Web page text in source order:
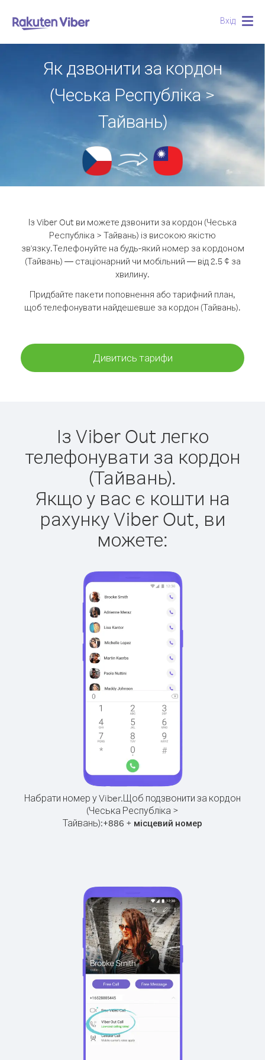
Вхід
Як дзвонити за кордон
(Чеська Республіка >
Тайвань)
Із Viber Out ви можете дзвонити за кордон (Чеська
Республіка > Тайвань) із високою якістю
зв'язку.Телефонуйте на будь-який номер за кордоном
(Тайвань) — стаціонарний чи мобільний — від 2.5 ¢ за
хвилину.
Придбайте пакети поповнення або тарифний план,
щоб телефонувати найдешевше за кордон (Тайвань).
Дивитись тарифи
Із Viber Out легко
телефонувати за кордон
(Тайвань).
Якщо у вас є кошти на
рахунку Viber Out, ви
можете:
Набрати номер у Viber.Щоб подзвонити за кордон
(Чеська Республіка >
Тайвань):+886 + місцевий номер